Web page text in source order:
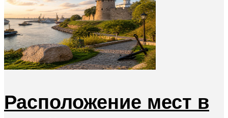
Расположение мест в